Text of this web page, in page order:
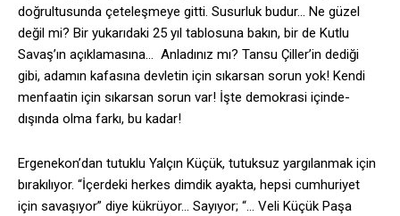
doğrultusunda çeteleşmeye gitti. Susurluk budur… Ne güzel
değil mi? Bir yukarıdaki 25 yıl tablosuna bakın, bir de Kutlu
Savaş’ın açıklamasına… Anladınız mı? Tansu Çiller’in dediği
gibi, adamın kafasına devletin için sıkarsan sorun yok! Kendi
menfaatin için sıkarsan sorun var! İşte demokrasi içinde-
dışında olma farkı, bu kadar!
Ergenekon’dan tutuklu Yalçın Küçük, tutuksuz yargılanmak için
bırakılıyor. “İçerdeki herkes dimdik ayakta, hepsi cumhuriyet
için savaşıyor” diye kükrüyor… Sayıyor; “… Veli Küçük Paşa